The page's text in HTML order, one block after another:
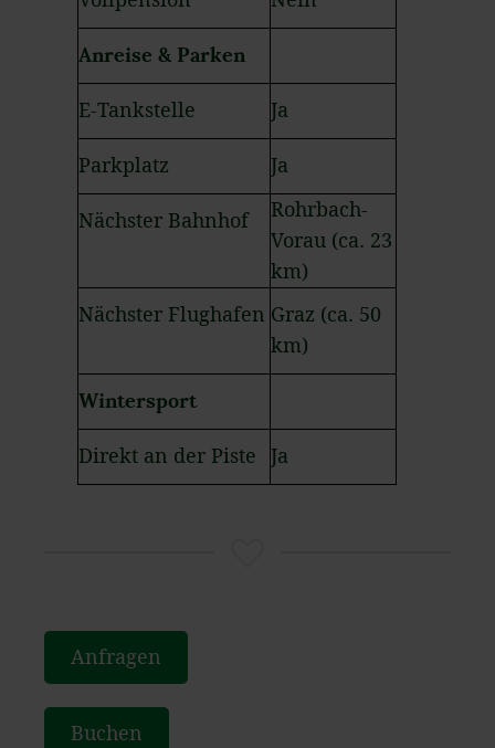
Anreise & Parken
E-Tankstelle Ja
Parkplatz Ja
Nächster Bahnhof
Rohrbach-
Vorau (ca. 23
km)
Nächster Flughafen Graz (ca. 50
km)
Wintersport
Direkt an der Piste Ja
Anfragen
Buchen